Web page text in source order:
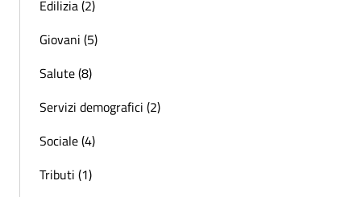
Edilizia (2)
Giovani (5)
Salute (8)
Servizi demografici (2)
Sociale (4)
Tributi (1)